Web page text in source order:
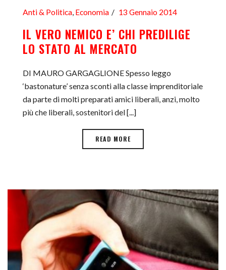
Anti & Politica, Economia 13 Gennaio 2014
IL VERO NEMICO E’ CHI PREDILIGE
LO STATO AL MERCATO
DI MAURO GARGAGLIONE Spesso leggo
‘bastonature’ senza sconti alla classe imprenditoriale
da parte di molti preparati amici liberali, anzi, molto
più che liberali, sostenitori del [...]
READ MORE